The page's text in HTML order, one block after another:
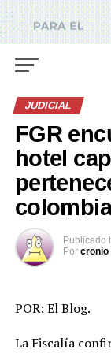
JUDICIAL
FGR
hotel
Publicado
Por cronio
POR: El Blog.
La Fiscalía